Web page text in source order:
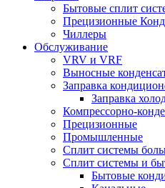
Бытовые сплит
Прецизионные
Чиллеры
Обслуживание
VRV и VRF
Выносные
Заправка
Заправка
Компрессорно-
Прецизионные
Промышленные
Сплит системы
Сплит системы и
Бытовые